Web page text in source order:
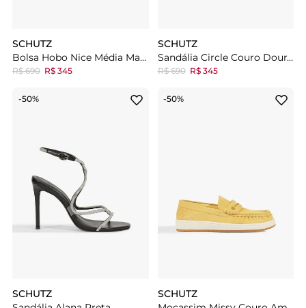
SCHUTZ
Bolsa Hobo Nice Média Marrom
R$ 690 R$ 345
SCHUTZ
Sandália Circle Couro Dourada
R$ 690 R$ 345
-50%
SCHUTZ
-50%
SCHUTZ